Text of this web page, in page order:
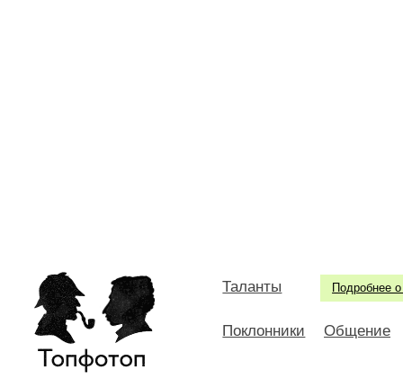
Подробнее о
Таланты
Поклонники Общение